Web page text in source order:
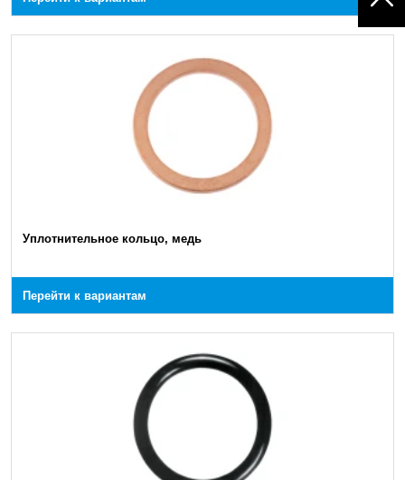
Уплотнительное кольцо, медь
Перейти к вариантам